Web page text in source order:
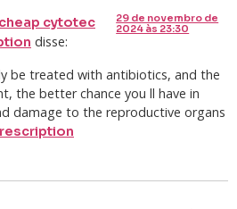
cytotec
disse:
29 de novembro de
2024 às 23:30
be treated with antibiotics, and the
the better chance you ll have in
damage to the reproductive organs